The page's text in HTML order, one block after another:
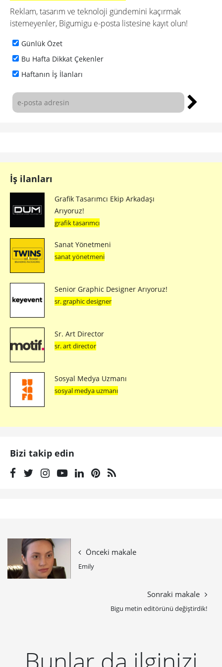
Reklam, tasarım ve teknoloji gündemini kaçırmak
istemeyenler, Bigumigu e-posta listesine kayıt olun!
Günlük Özet
Bu Hafta Dikkat Çekenler
Haftanın İş İlanları
İş ilanları
Grafik Tasarımcı Ekip Arkadaşı
Arıyoruz!
grafik tasarımcı
Sanat Yönetmeni
sanat yönetmeni
Senior Graphic Designer Arıyoruz!
sr. graphic designer
Sr. Art Director
sr. art director
Sosyal Medya Uzmanı
sosyal medya uzmanı
Bizi takip edin
Önceki makale
Emily
Sonraki makale
Bigu metin editörünü değiştirdik!